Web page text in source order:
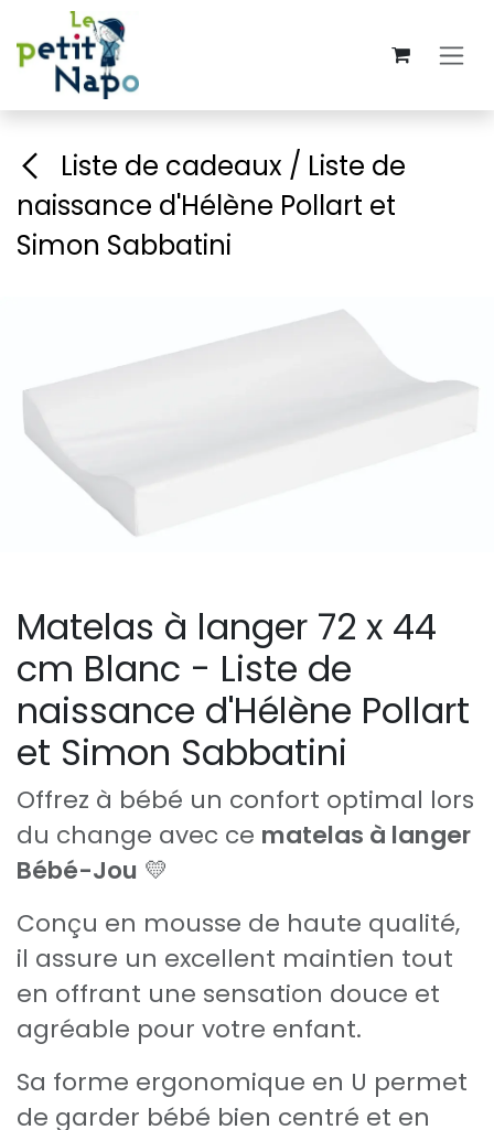
Se rendre au contenu
Liste de cadeaux / Liste de
naissance d'Hélène Pollart et
Simon Sabbatini
Matelas à langer 72 x 44
cm Blanc - Liste de
naissance d'Hélène Pollart
et Simon Sabbatini
Offrez à bébé un confort optimal lors
du change avec ce matelas à langer
Bébé-Jou 💛
Conçu en mousse de haute qualité,
il assure un excellent maintien tout
en offrant une sensation douce et
agréable pour votre enfant.
Sa forme ergonomique en U permet
de garder bébé bien centré et en